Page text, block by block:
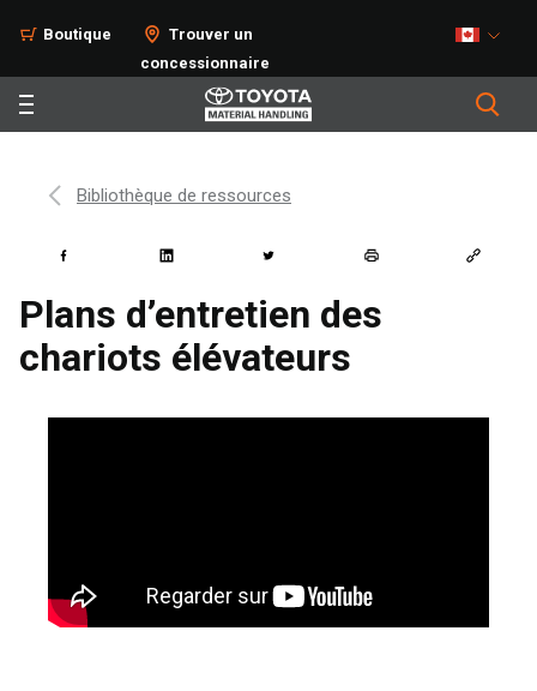
Boutique
Trouver un
concessionnaire
Bibliothèque de ressources
Plans d’entretien des
chariots élévateurs